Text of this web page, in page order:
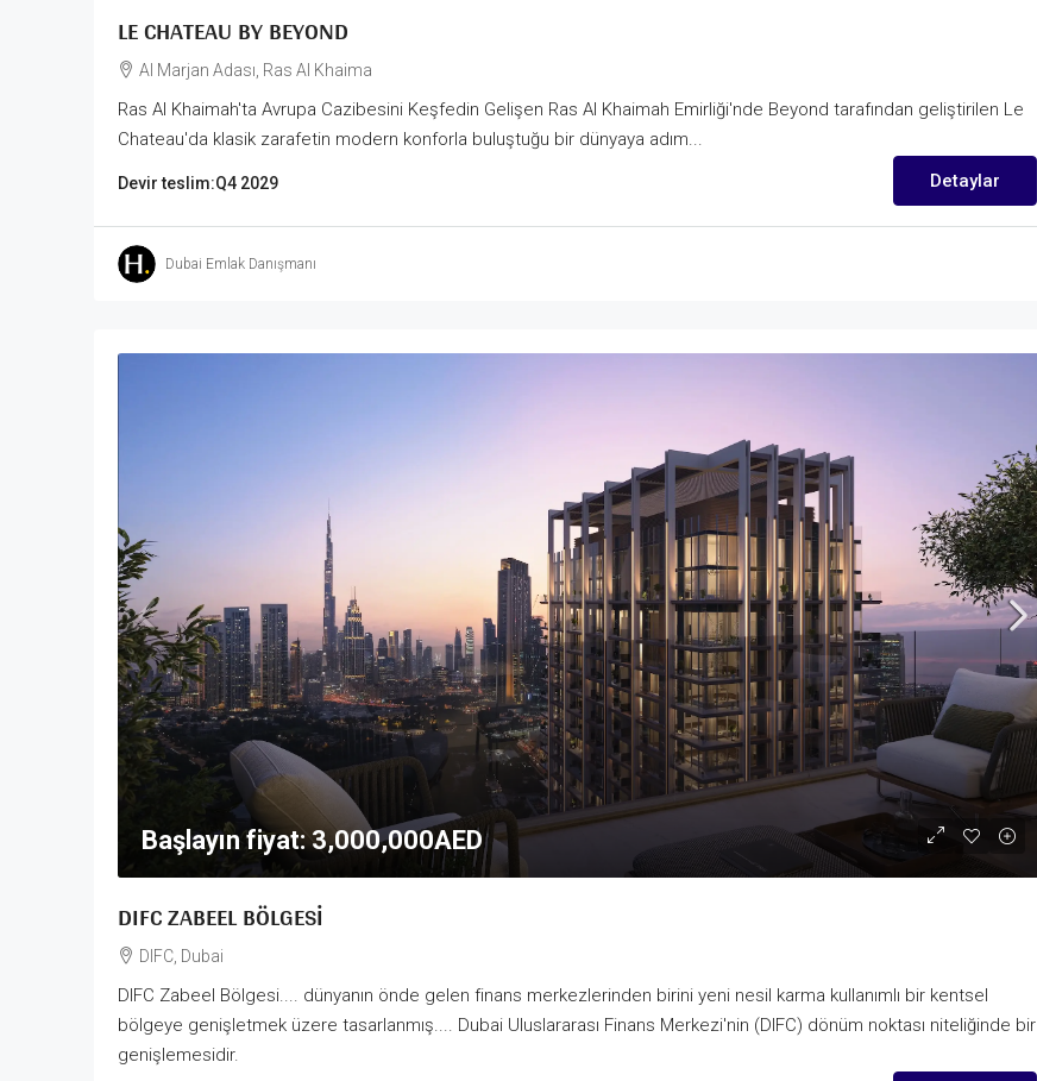
LE CHATEAU BY BEYOND
Al Marjan Adası, Ras Al Khaima
Ras Al Khaimah'ta Avrupa Cazibesini Keşfedin Gelişen Ras Al Khaimah Emirliği'nde Beyond tarafından geliştirilen Le
Chateau'da klasik zarafetin modern konforla buluştuğu bir dünyaya adım...
Devir teslim:Q4 2029 Detaylar
Dubai Emlak Danışmanı
Başlayın fiyat:3,000,000AED
DIFC ZABEEL BÖLGESI
DIFC, Dubai
DIFC Zabeel Bölgesi.... dünyanın önde gelen finans merkezlerinden birini yeni nesil karma kullanımlı bir kentsel
bölgeye genişletmek üzere tasarlanmış.... Dubai Uluslararası Finans Merkezi'nin (DIFC) dönüm noktası niteliğinde bir
genişlemesidir.